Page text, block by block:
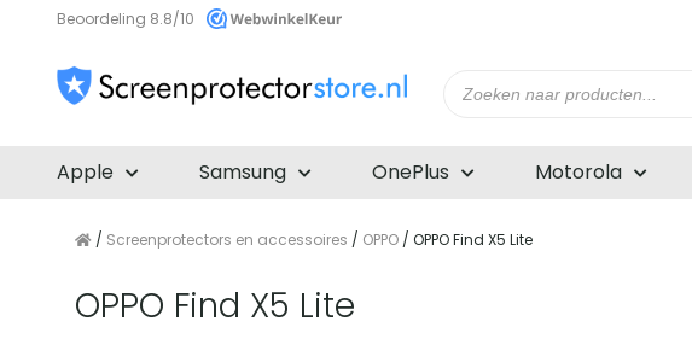
Beoordeling 8.8/10
zoeken
Apple Samsung OnePlus Motorola
/ Screenprotectors en accessoires / OPPO / OPPO Find X5 Lite
OPPO Find X5 Lite